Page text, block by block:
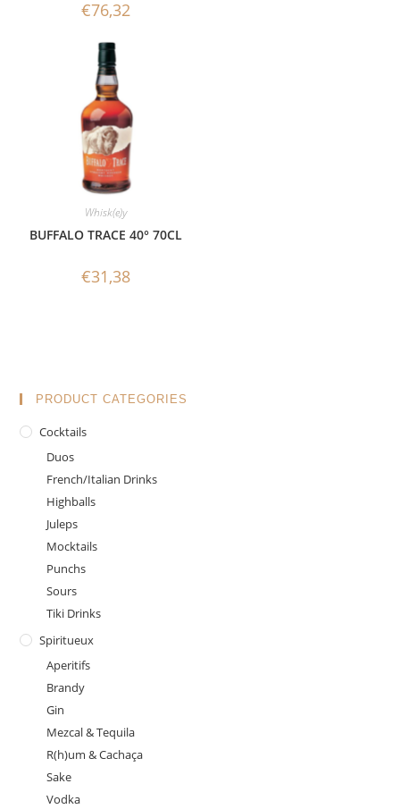
€76,32
Whisk(e)y
BUFFALO TRACE 40° 70CL
€31,38
PRODUCT CATEGORIES
Cocktails
Duos
French/Italian Drinks
Highballs
Juleps
Mocktails
Punchs
Sours
Tiki Drinks
Spiritueux
Aperitifs
Brandy
Gin
Mezcal & Tequila
R(h)um & Cachaça
Sake
Vodka